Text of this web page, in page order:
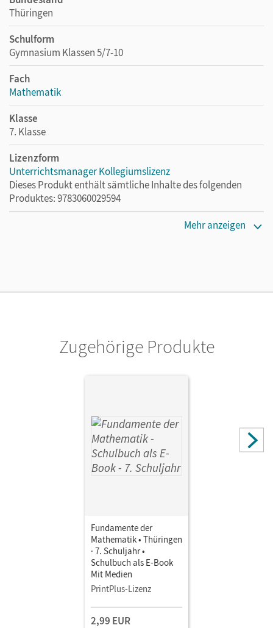
Thüringen
Schulform
Gymnasium Klassen 5/7-10
Fach
Mathematik
Klasse
7. Klasse
Lizenzform
Unterrichtsmanager Kollegiumslizenz
Dieses Produkt enthält sämtliche Inhalte des folgenden
Produktes: 9783060029594
Unterrichtsmanagers solange das Lehrwerk erhältlich ist.
Mehr anzeigen
Zugehörige Produkte
Fundamente der
Mathematik • Thüringen
· 7. Schuljahr •
Schulbuch als E-Book
Mit Medien
PrintPlus-Lizenz
2,99 EUR